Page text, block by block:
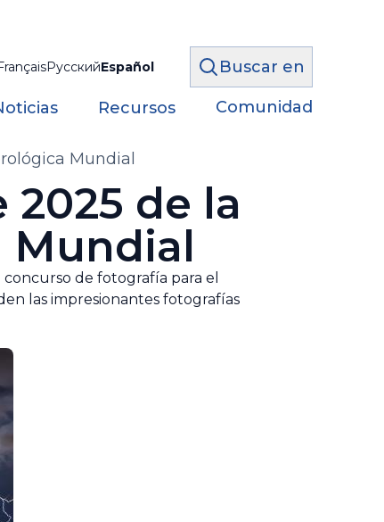
РусскийEspañol Buscar en
Recursos Comunidad
Mundial
de la
Mundial
de fotografía para el
las impresionantes fotografías